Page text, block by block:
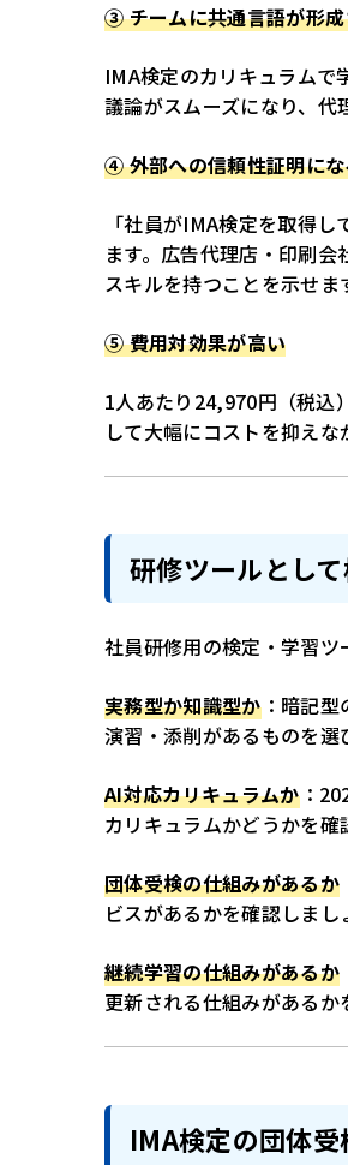
③ チームに共通言語が形
IMA検定のカリキュラムで
議論がスムーズになり、代
④ 外部への信頼性証明に
「社員がIMA検定を取得
ます。広告代理店・印刷
スキルを持つことを示せま
⑤ 費用対効果が高い
1人あたり24,970円（税込
して大幅にコストを抑えな
研修ツールとし
社員研修用の検定・学習ツ
実務型か知識型か：暗記型
演習・添削があるものを選
AI対応カリキュラムか：
カリキュラムかどうかを確
団体受検の仕組みがあるか
ビスがあるかを確認しまし
継続学習の仕組みがあるか
更新される仕組みがあるか
IMA検定の団体受